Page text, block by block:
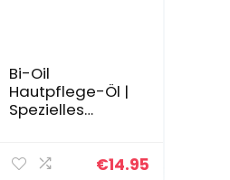
Bi-Oil
Hautpflege-Öl |
Spezielles
Dehnungsstreife
€14.95